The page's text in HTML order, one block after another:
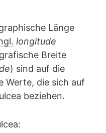
Länge
longitude
Breite
) sind auf die
Werte, die sich auf
beziehen.